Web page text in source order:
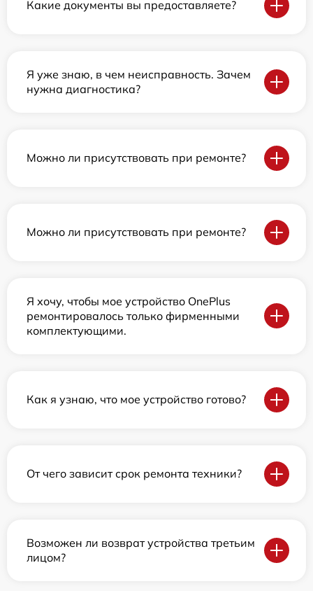
Какие документы вы предоставляете?
Я уже знаю, в чем неисправность. Зачем
нужна диагностика?
Можно ли присутствовать при ремонте?
Можно ли присутствовать при ремонте?
Я хочу, чтобы мое устройство OnePlus
ремонтировалось только фирменными
комплектующими.
Как я узнаю, что мое устройство готово?
От чего зависит срок ремонта техники?
Возможен ли возврат устройства третьим
лицом?